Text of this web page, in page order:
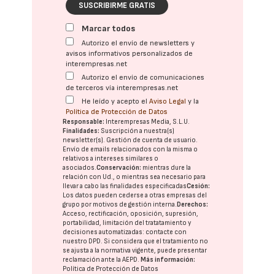
SUSCRIBIRME GRATIS
Marcar todos
Autorizo el envío de newsletters y
avisos informativos personalizados de
interempresas.net
Autorizo el envío de comunicaciones
de terceros vía interempresas.net
He leído y acepto elAviso Legal y la
Política de Protección de Datos
Responsable: Interempresas Media, S.L.U.
Finalidades: Suscripción a nuestra(s)
newsletter(s). Gestión de cuenta de usuario.
Envío de emails relacionados con la misma o
relativos a intereses similares o
asociados.Conservación: mientras dure la
relación con Ud., o mientras sea necesario para
llevar a cabo las finalidades especificadasCesión:
Los datos pueden cederse a otras empresas del
grupo por motivos de gestión interna. Derechos:
Acceso, rectificación, oposición, supresión,
portabilidad, limitación del tratatamiento y
decisiones automatizadas: contacte con
nuestro DPD. Si considera que el tratamiento no
se ajusta a la normativa vigente, puede presentar
reclamación ante laAEPD. Más información:
Política de Protección de Datos